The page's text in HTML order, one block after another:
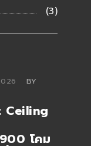
(3)
BY
Ceiling
โคม